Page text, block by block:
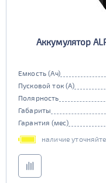
Аккумулятор
Емкость (Ач)
Пусковой ток (А)
Полярность
Габариты
Гарантия (мес)
наличие